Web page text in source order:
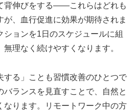
背伸びをする——これらはどれも
、血行促進に効果が期待されま
ョンを1日のスケジュールに組
理なく続けやすくなります。
する」ことも習慣改善のひとつで
ランスを見直すことで、自然と
なります。リモートワーク中の方